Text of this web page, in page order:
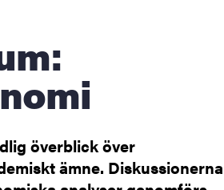
överblick över
ämne. Diskussionerna